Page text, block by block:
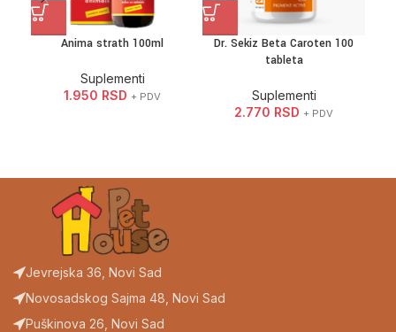
Anima strath 100ml
Suplementi
1.950 RSD + PDV
Dr. Sekiz Beta Caroten 100
tableta
Suplementi
2.770 RSD + PDV
Jevrejska 36, Novi Sad
Novosadskog Sajma 48, Novi Sad
Puškinova 26, Novi Sad